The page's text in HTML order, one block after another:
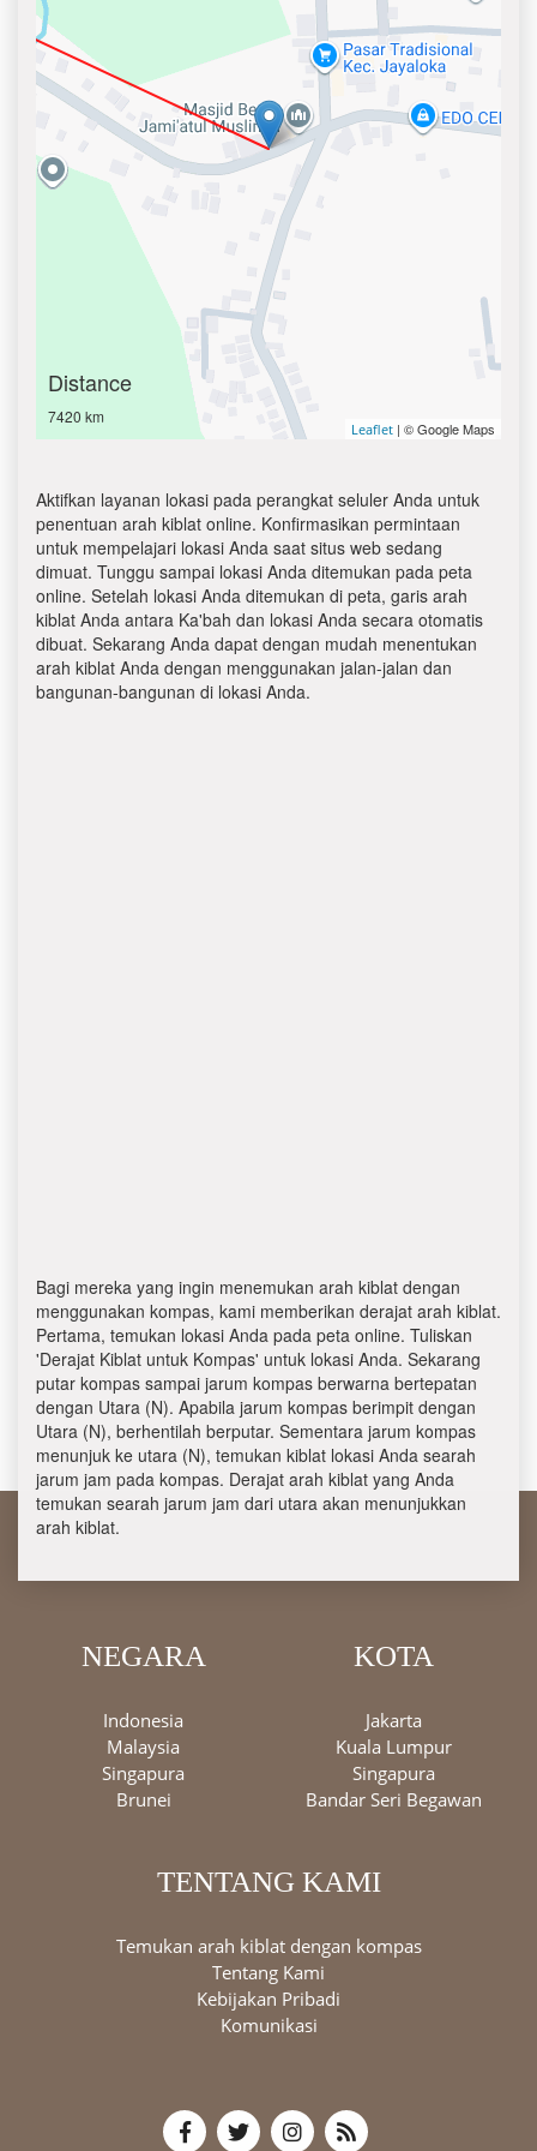
Distance
7420 km
Leaflet | © Google Maps
Aktifkan layanan lokasi pada perangkat seluler Anda untuk
penentuan arah kiblat online. Konfirmasikan permintaan
untuk mempelajari lokasi Anda saat situs web sedang
dimuat. Tunggu sampai lokasi Anda ditemukan pada peta
online. Setelah lokasi Anda ditemukan di peta, garis arah
kiblat Anda antara Ka'bah dan lokasi Anda secara otomatis
dibuat. Sekarang Anda dapat dengan mudah menentukan
arah kiblat Anda dengan menggunakan jalan-jalan dan
bangunan-bangunan di lokasi Anda.
Bagi mereka yang ingin menemukan arah kiblat dengan
menggunakan kompas, kami memberikan derajat arah kiblat.
Pertama, temukan lokasi Anda pada peta online. Tuliskan
'Derajat Kiblat untuk Kompas' untuk lokasi Anda. Sekarang
putar kompas sampai jarum kompas berwarna bertepatan
dengan Utara (N). Apabila jarum kompas berimpit dengan
Utara (N), berhentilah berputar. Sementara jarum kompas
menunjuk ke utara (N), temukan kiblat lokasi Anda searah
jarum jam pada kompas. Derajat arah kiblat yang Anda
temukan searah jarum jam dari utara akan menunjukkan
arah kiblat.
NEGARA
Indonesia
Malaysia
Singapura
Brunei
KOTA
Jakarta
Kuala Lumpur
Singapura
Bandar Seri Begawan
TENTANG KAMI
Temukan arah kiblat dengan kompas
Tentang Kami
Kebijakan Pribadi
Komunikasi